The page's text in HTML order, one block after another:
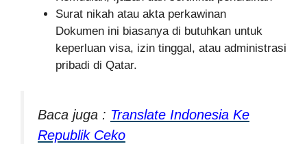
Surat nikah atau akta perkawinan
Dokumen ini biasanya di butuhkan untuk
keperluan visa, izin tinggal, atau administrasi
pribadi di Qatar.
Baca juga : Translate Indonesia Ke
Republik Ceko